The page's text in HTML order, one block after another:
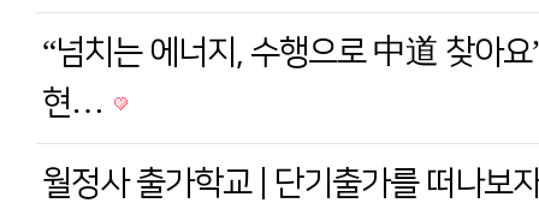
“넘치는 에너지, 수행으로 中道 찾아
현…
월정사 출가학교 | 단기출가를 떠나보